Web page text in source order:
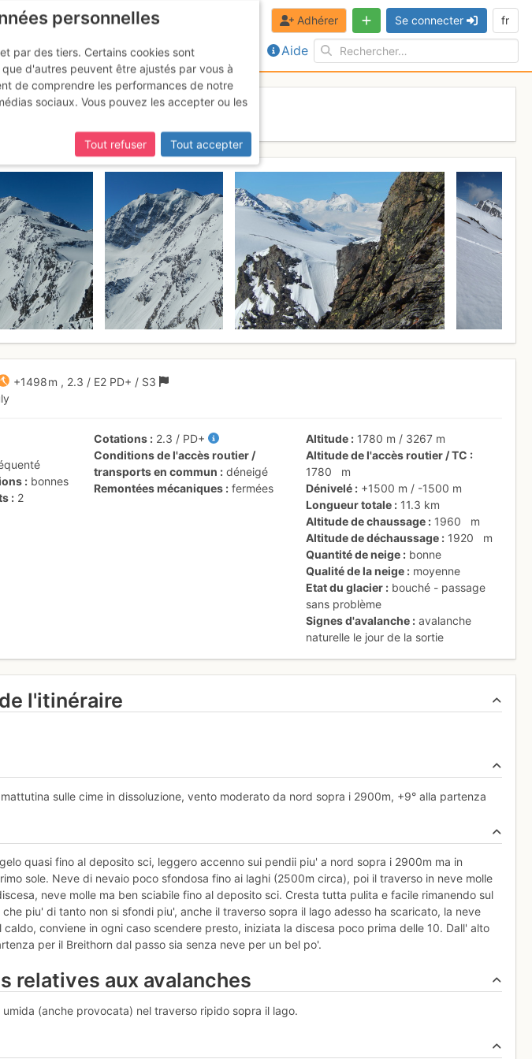
Aide
Adhérer Se connecter fr
mai 2017
+1498 m , 2.3 / E2 PD+ / S3
bonnes
2
Cotations 2.3 / PD+
Conditions de l'accès routier /
transports en commun
déneigé
Remontées mécaniques
fermées
Altitude 1780 m / 3267 m
Altitude de l'accès routier / TC
1780
m
Dénivelé
+1500 m / -1500 m
Longueur totale
11.3 km
Altitude de chaussage
1960
m
Altitude de déchaussage
1920
m
Quantité de neige
bonne
Qualité de la neige
moyenne
Etat du glacier
bouché - passage
sans problème
Signes d'avalanche
avalanche
naturelle le jour de la sortie
l'itinéraire
sulle cime in dissoluzione, vento moderato da nord sopra i 2900m, +9° alla partenza
quasi fino al deposito sci, leggero accenno sui pendii piu' a nord sopra i 2900m ma in
sole. Neve di nevaio poco sfondosa fino ai laghi (2500m circa), poi il traverso in neve molle
neve molle ma ben sciabile fino al deposito sci. Cresta tutta pulita e facile rimanendo sul
piu' di tanto non si sfondi piu', anche il traverso sopra il lago adesso ha scaricato, la neve
conviene in ogni caso scendere presto, iniziata la discesa poco prima delle 10. Dall' alto
per il Breithorn dal passo sia senza neve per un bel po'.
relatives aux avalanches
(anche provocata) nel traverso ripido sopra il lago.
personnelles
par des tiers. Certains cookies sont
d'autres peuvent être ajustés par vous à
de comprendre les performances de notre
sociaux. Vous pouvez les accepter ou les
Tout refuser
Tout accepter